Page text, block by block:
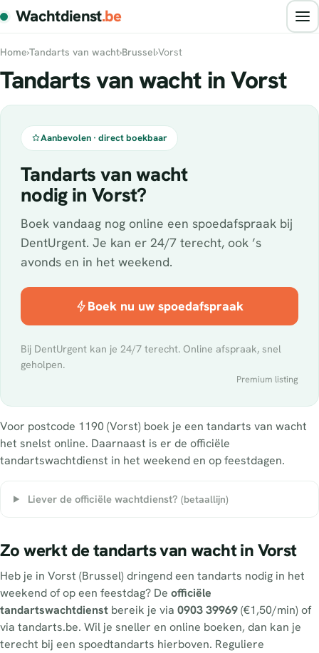
Wachtdienst.be
Home›Tandarts van wacht›Brussel›Vorst
Tandarts van wacht in Vorst
Aanbevolen · direct boekbaar
Tandarts van wacht
nodig in Vorst?
Boek vandaag nog online een spoedafspraak bij
DentUrgent. Je kan er 24/7 terecht, ook ’s
avonds en in het weekend.
Boek nu uw spoedafspraak
Bij DentUrgent kan je 24/7 terecht. Online afspraak, snel
geholpen.
Premium listing
Voor postcode 1190 (Vorst) boek je een tandarts van wacht
het snelst online. Daarnaast is er de officiële
tandartswachtdienst in het weekend en op feestdagen.
Liever de officiële wachtdienst? (betaallijn)
Zo werkt de tandarts van wacht in Vorst
Heb je in Vorst (Brussel) dringend een tandarts nodig in het
weekend of op een feestdag? De officiële
tandartswachtdienst bereik je via 0903 39969(€1,50/min) of
via tandarts.be. Wil je sneller en online boeken, dan kan je
terecht bij een spoedtandarts hierboven. Reguliere